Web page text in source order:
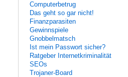
Computerbetrug
Das geht so gar nicht!
Finanzparasiten
Gewinnspiele
Gnobbelmatsch
Ist mein Passwort sicher?
Ratgeber Internetkriminalität
SEOs
Trojaner-Board